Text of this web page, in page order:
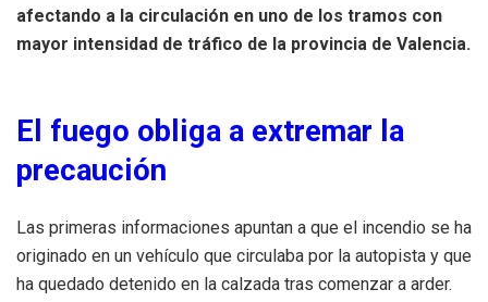
afectando a la circulación en uno de los tramos con
mayor intensidad de tráfico de la provincia de Valencia.
El fuego obliga a extremar la
precaución
Las primeras informaciones apuntan a que el incendio se ha
originado en un vehículo que circulaba por la autopista y que
ha quedado detenido en la calzada tras comenzar a arder.